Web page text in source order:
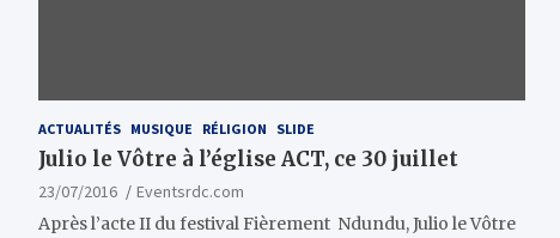
ACTUALITÉS MUSIQUE RÉLIGION SLIDE
Julio le Vôtre à l’église ACT, ce 30 juillet
23/07/2016
Eventsrdc.com
Après l’acte II du festival Fièrement Ndundu, Julio le Vôtre